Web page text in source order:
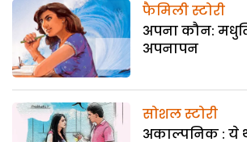
फैमिली स्टोरी
अपना कौन:
अपनापन
सोशल स्टोरी
अकाल्पनिक : ये